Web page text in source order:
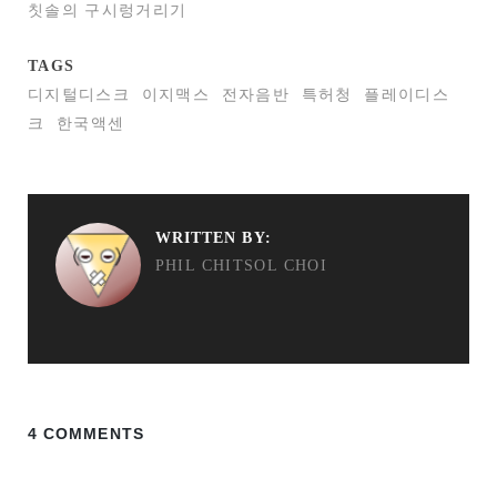
칫솔의 구시렁거리기
TAGS
디지털디스크
이지맥스 전자음반 특허청
플레이디스
크
한국액센
WRITTEN BY:
PHIL CHITSOL CHOI
4 COMMENTS